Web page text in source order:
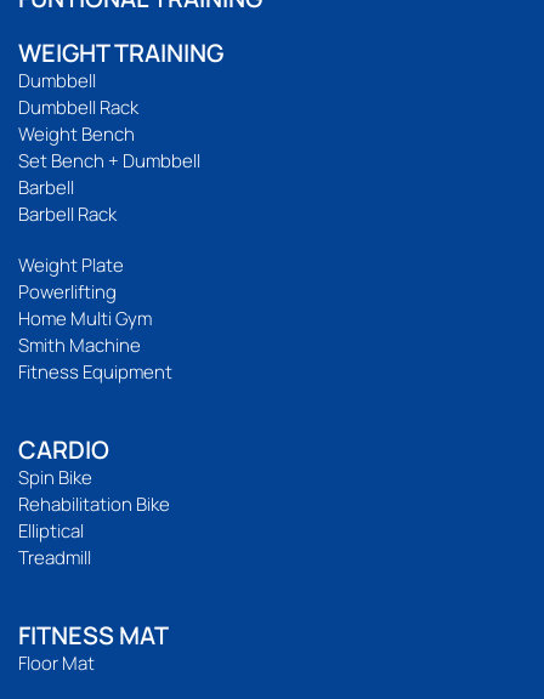
WEIGHT TRAINING
Dumbbell
Dumbbell Rack
Weight Bench
Set Bench + Dumbbell
Barbell
Barbell Rack
Weight Plate
Powerlifting
Home Multi Gym
Smith Machine
Fitness Equipment
CARDIO
Spin Bike
Rehabilitation Bike
Elliptical
Treadmill
FITNESS MAT
Floor Mat